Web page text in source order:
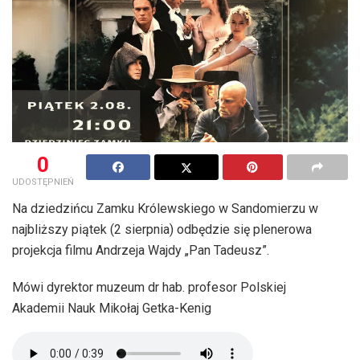
0
UDOSTĘPNIEŃ
Na dziedzińcu Zamku Królewskiego w Sandomierzu w
najbliższy piątek (2 sierpnia) odbędzie się plenerowa
projekcja filmu Andrzeja Wajdy „Pan Tadeusz”.
Mówi dyrektor muzeum dr hab. profesor Polskiej
Akademii Nauk Mikołaj Getka-Kenig